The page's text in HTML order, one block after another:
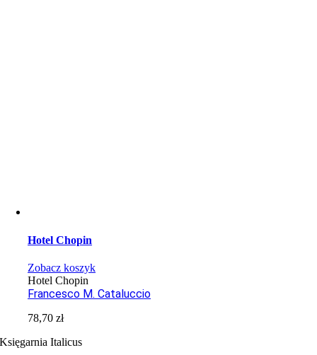
Hotel Chopin
Zobacz koszyk
Hotel Chopin
Francesco M. Cataluccio
78,70zł
Księgarnia Italicus